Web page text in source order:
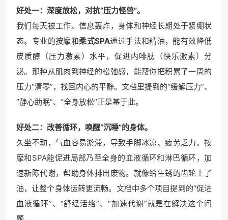
好处一：深度放松，对抗“压力怪兽”。
我们每天被工作、信息轰炸，身体和神经长期处于紧绷状
态。专业的按摩和柔式SPA通过手法和精油，能有效降低
皮质醇（压力激素）水平，促进内啡肽（快乐激素）分
泌。那种从肌肉到神经的松弛感，能帮你把积累了一周的
压力“清零”，找回内心的平静。文档里提到的“缓解压力”、
“静心助眠”、“全身放松”正是基于此。
好处二：改善循环，唤醒“沉睡”的身体。
久坐不动，气血容易淤滞，导致手脚冰凉、疲劳乏力。按
摩和SPA能促进局部乃至全身的血液循环和淋巴循环，加
速新陈代谢，帮助身体排出废物。就像给生锈的齿轮上了
油，让整个身体运转更流畅。文档中多个项目提到的“促进
血液循环”、“舒经活络”、“加速代谢”就是在解决这个问